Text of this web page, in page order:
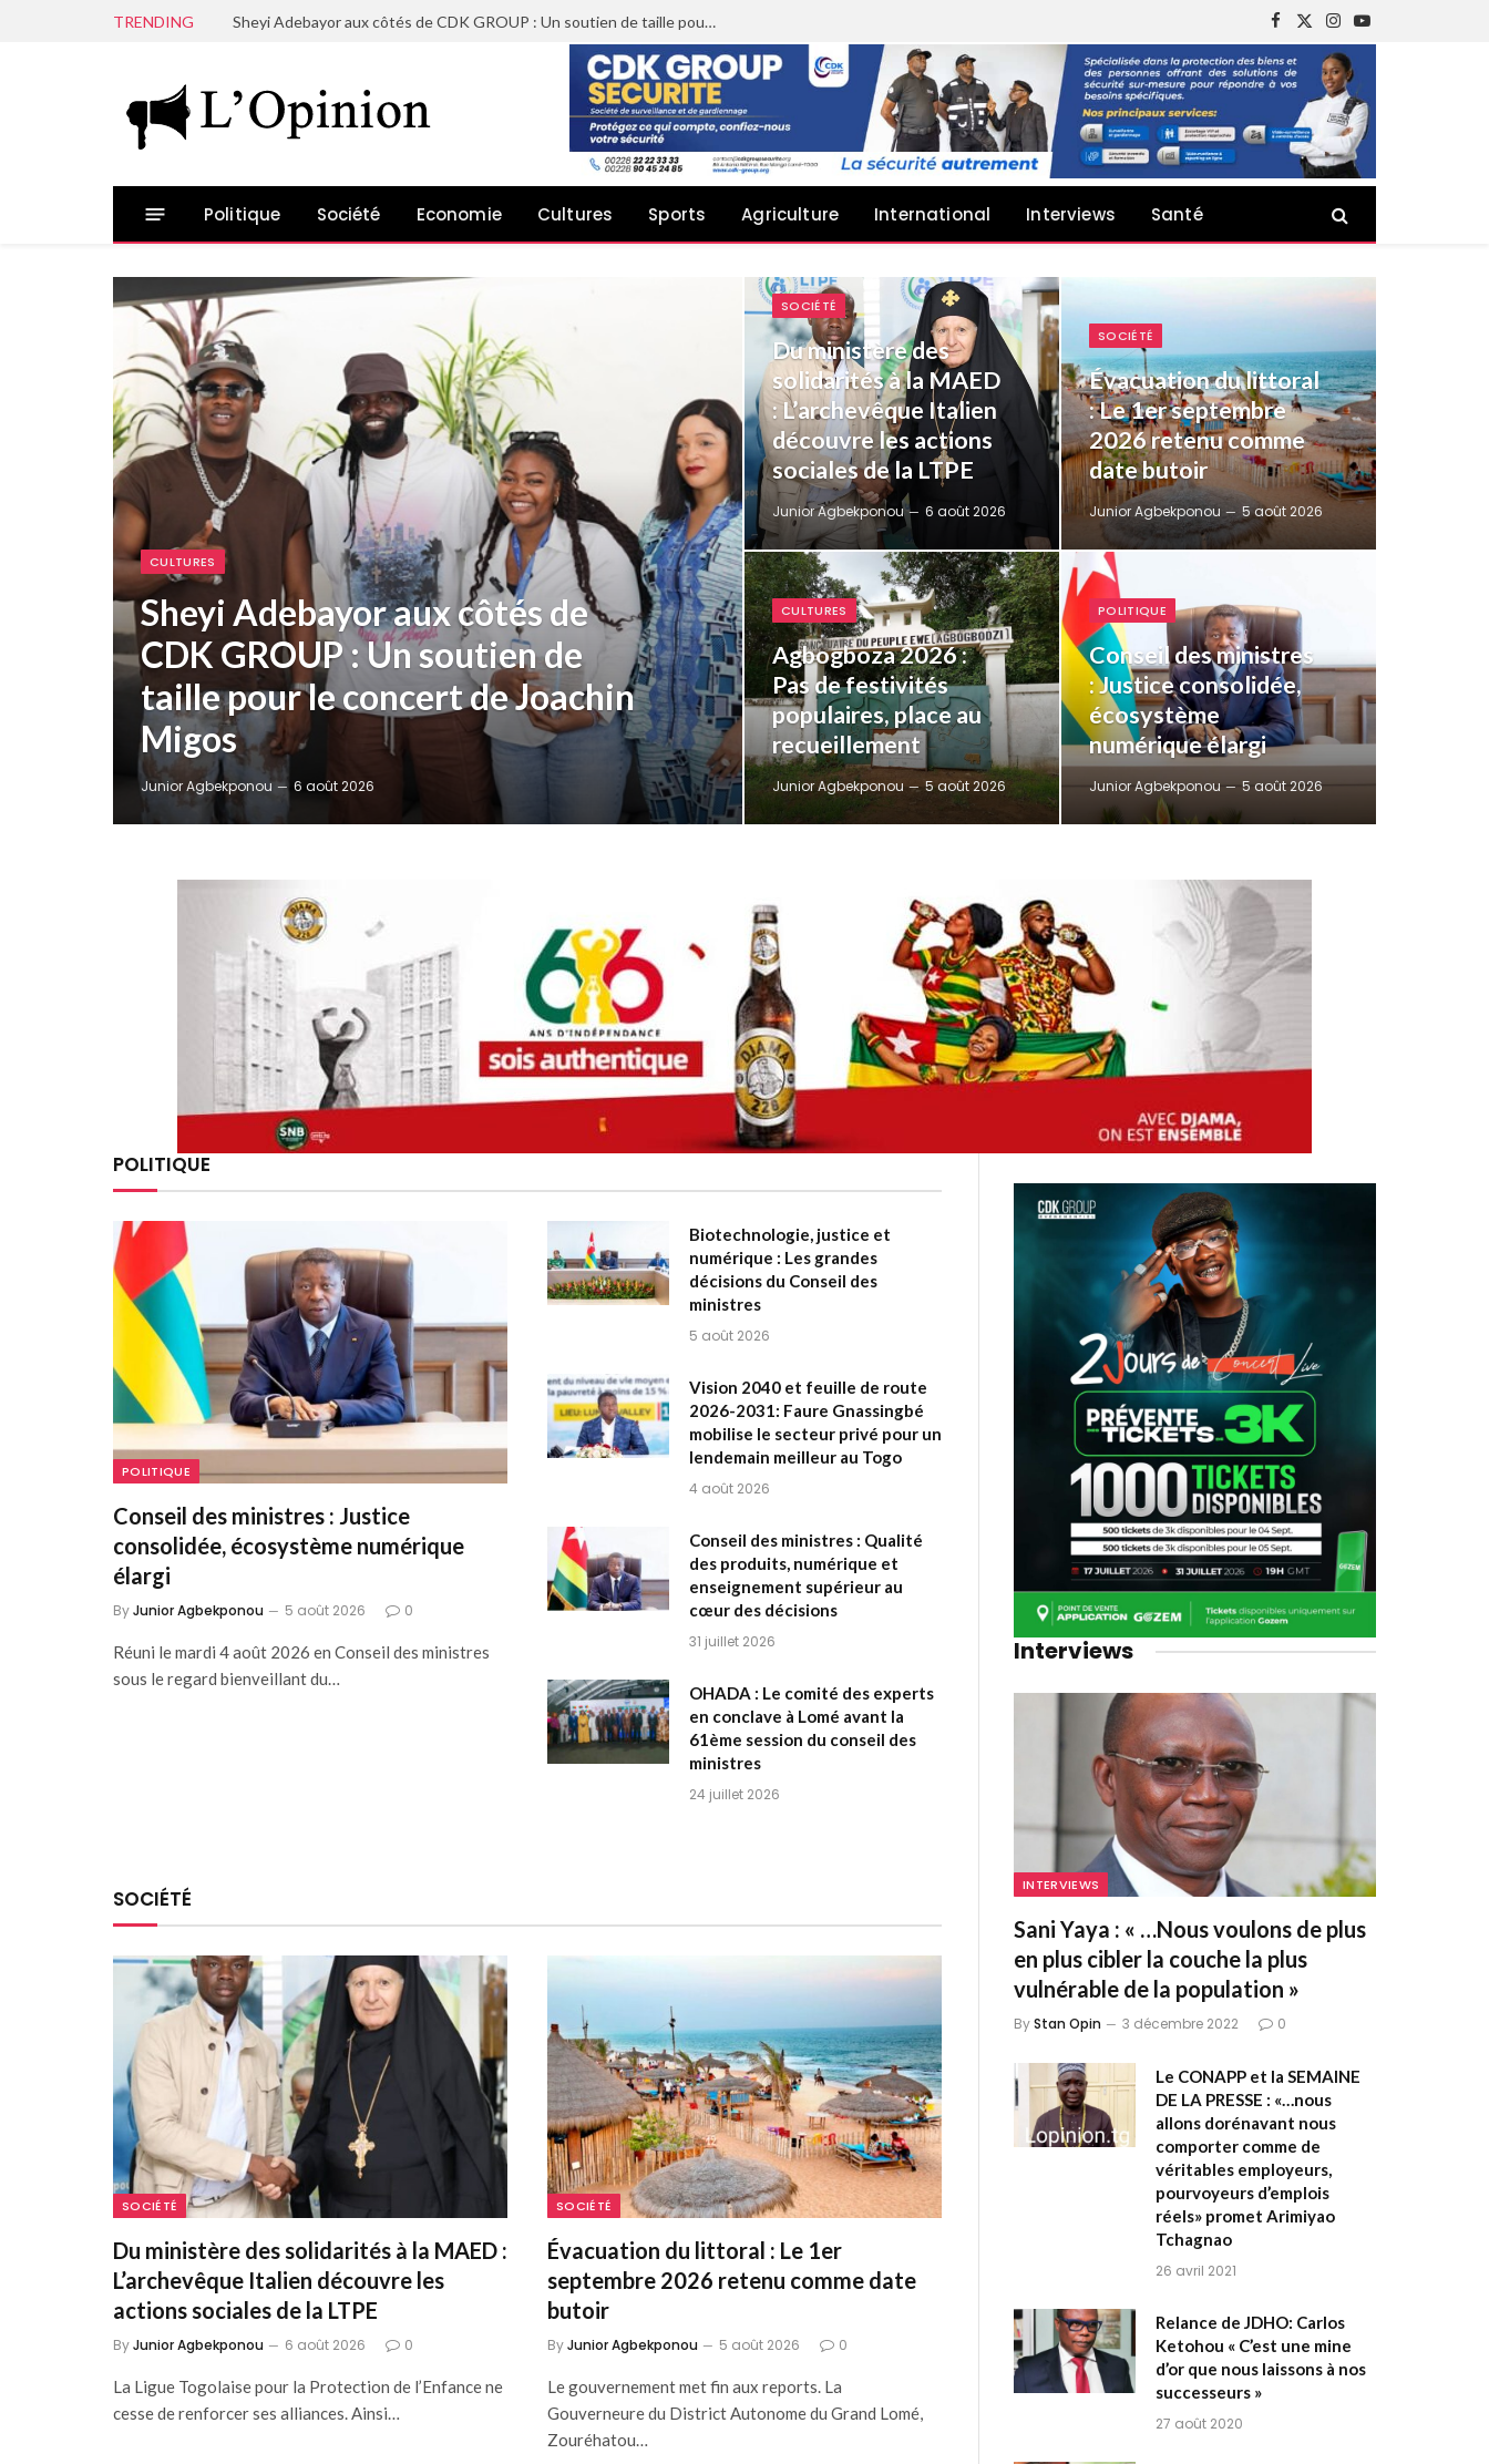
TRENDING Sheyi Adebayor aux côtés de CDK GROUP : Un soutien de taille pour le concert de Joachin Migos
Facebook
X
(Twitter)
Instagram
YouTube
Politique Société Economie Cultures Sports Agriculture International Interviews Santé
CULTURES
Sheyi Adebayor aux côtés de
CDK GROUP : Un soutien de
taille pour le concert de Joachin
Migos
Junior Agbekponou 6 août 2026
SOCIÉTÉ
Du ministère des
solidarités à la MAED
: L’archevêque Italien
découvre les actions
sociales de la LTPE
Junior Agbekponou 6 août 2026
CULTURES
Agbogboza 2026 :
Pas de festivités
populaires, place au
recueillement
Junior Agbekponou 5 août 2026
SOCIÉTÉ
Évacuation du littoral
: Le 1er septembre
2026 retenu comme
date butoir
Junior Agbekponou 5 août 2026
POLITIQUE
Conseil des ministres
: Justice consolidée,
écosystème
numérique élargi
Junior Agbekponou 5 août 2026
POLITIQUE
POLITIQUE
Conseil des ministres : Justice
consolidée, écosystème numérique
élargi
ByJunior Agbekponou 5 août 2026 0
Réuni le mardi 4 août 2026 en Conseil des ministres
sous le regard bienveillant du…
Biotechnologie, justice et
numérique : Les grandes
décisions du Conseil des
ministres
5 août 2026
Vision 2040 et feuille de route
2026-2031: Faure Gnassingbé
mobilise le secteur privé pour un
lendemain meilleur au Togo
4 août 2026
Conseil des ministres : Qualité
des produits, numérique et
enseignement supérieur au
cœur des décisions
31 juillet 2026
OHADA : Le comité des experts
en conclave à Lomé avant la
61ème session du conseil des
ministres
24 juillet 2026
SOCIÉTÉ
SOCIÉTÉ
Du ministère des solidarités à la MAED :
L’archevêque Italien découvre les
actions sociales de la LTPE
ByJunior Agbekponou 6 août 2026 0
La Ligue Togolaise pour la Protection de l’Enfance ne
cesse de renforcer ses alliances. Ainsi…
SOCIÉTÉ
Évacuation du littoral : Le 1er
septembre 2026 retenu comme date
butoir
ByJunior Agbekponou 5 août 2026 0
Le gouvernement met fin aux reports. La
Gouverneure du District Autonome du Grand Lomé,
Zouréhatou…
Interviews
INTERVIEWS
Sani Yaya : « …Nous voulons de plus
en plus cibler la couche la plus
vulnérable de la population »
ByStan Opin 3 décembre 2022 0
Le CONAPP et la SEMAINE
DE LA PRESSE : «…nous
allons dorénavant nous
comporter comme de
véritables employeurs,
pourvoyeurs d’emplois
réels» promet Arimiyao
Tchagnao
26 avril 2021
Relance de JDHO: Carlos
Ketohou « C’est une mine
d’or que nous laissons à nos
successeurs »
27 août 2020